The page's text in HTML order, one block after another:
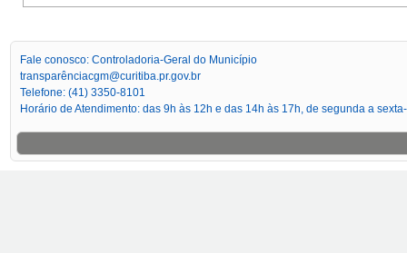
Fale conosco: Controladoria-Geral do Município
transparênciacgm@curitiba.pr.gov.br
Telefone: (41) 3350-8101
Horário de Atendimento: das 9h às 12h e das 14h às 17h, de segunda a